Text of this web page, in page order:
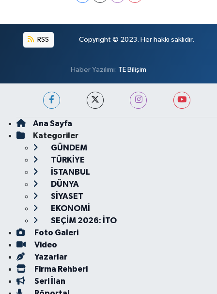
RSS Copyright © 2023. Her hakkı saklıdır.
Haber Yazılımı: TE Bilişim
Ana Sayfa
Kategoriler
GÜNDEM
TÜRKİYE
İSTANBUL
DÜNYA
SİYASET
EKONOMİ
SEÇİM 2026: İTO
Foto Galeri
Video
Yazarlar
Firma Rehberi
Seri İlan